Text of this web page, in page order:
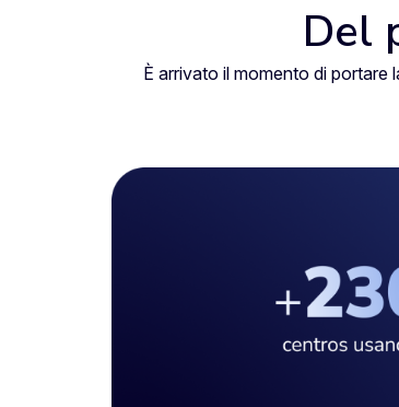
Del
È arrivato il momento di